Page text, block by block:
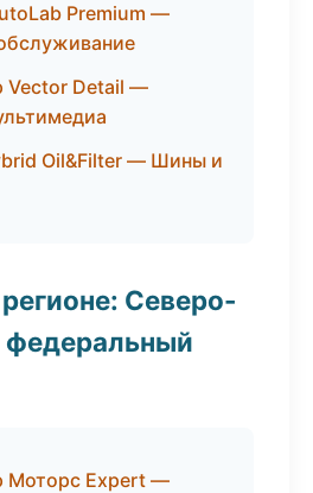
Premium —
Vector Detail —
Oil&Filter — Шины и
Северо-
федеральный
Моторс Expert —